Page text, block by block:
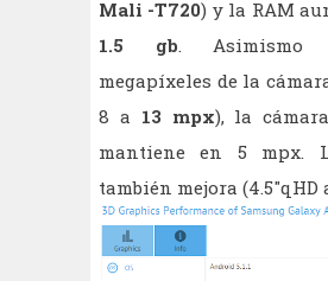
Mali -T720) y la RAM
1.5 gb .
megapíxeles de la
8 a 13 mpx), la
mantiene en 5 mpx.
también mejora (4.5"qHD